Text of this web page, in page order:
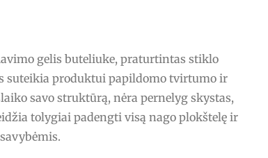
gelis buteliuke, praturtintas stiklo
suteikia produktui papildomo tvirtumo ir
savo struktūrą, nėra pernelyg skystas,
tolygiai padengti visą nago plokštelę ir